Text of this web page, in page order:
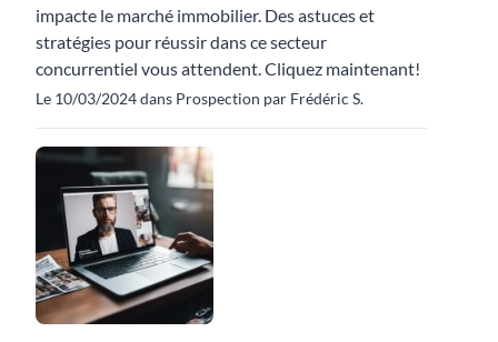
impacte le marché immobilier. Des astuces et
stratégies pour réussir dans ce secteur
concurrentiel vous attendent. Cliquez maintenant!
Le 10/03/2024 dans Prospection par Frédéric S.